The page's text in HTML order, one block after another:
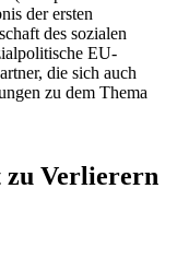
der ersten
des sozialen
EU-
die sich auch
zu dem Thema
Verlierern